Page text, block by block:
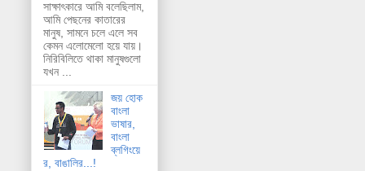
সাক্ষাৎকারে আমি বলেছিলাম,
আমি পেছনের কাতারের
মানুষ, সামনে চলে এলে সব
কেমন এলোমেলো হয়ে যায়।
নিরিবিলিতে থাকা মানুষগুলো
যখন ...
জয় হোক
বাংলা
ভাষার,
বাংলা
ব্লগিংয়ে
র, বাঙালির...!